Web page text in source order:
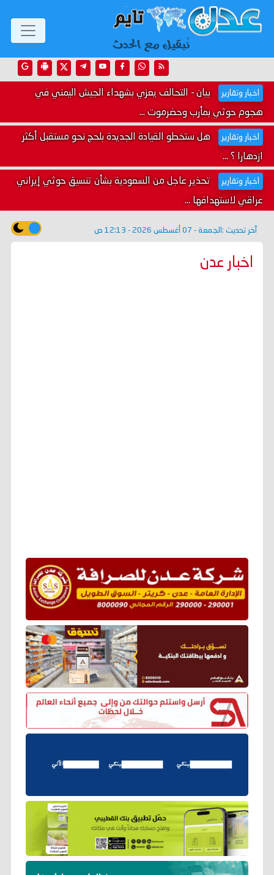
اخبار وتقارير بيان - التحالف يعزي بشهداء الجيش اليمني في
هجوم حوثي بمأرب وحضرموت ...
اخبار وتقارير هل ستخطو القيادة الجديدة بلحج نحو مستقبل أكثر
ازدهارا ؟ ...
اخبار وتقارير تحذير عاجل من السعودية بشأن تنسيق حوثي إيراني
عراقي لاستهدافها ...
آخر تحديث : الجمعة - 07 أغسطس 2026 - 12:13 ص
اخبار عدن